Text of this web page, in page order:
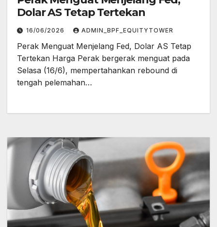
Dolar AS Tetap Tertekan
16/06/2026 ADMIN_BPF_EQUITYTOWER
Perak Menguat Menjelang Fed, Dolar AS Tetap
Tertekan Harga Perak bergerak menguat pada
Selasa (16/6), mempertahankan rebound di
tengah pelemahan…